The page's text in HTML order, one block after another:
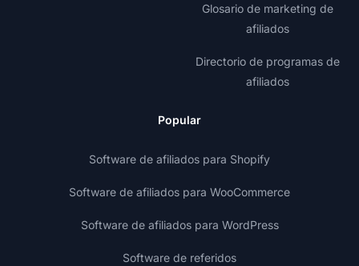
Glosario de marketing de
afiliados
Directorio de programas de
afiliados
Popular
Software de afiliados para Shopify
Software de afiliados para WooCommerce
Software de afiliados para WordPress
Software de referidos